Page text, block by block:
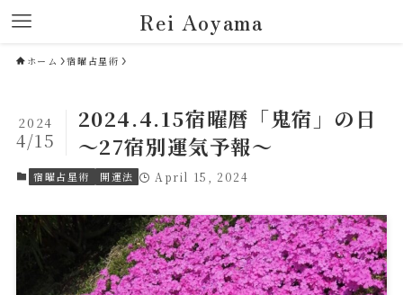
Rei Aoyama
ホーム 宿曜占星術
2024.4.15宿曜暦「鬼宿」の日
～27宿別運気予報～
2024
4/15
宿曜占星術 開運法 April 15, 2024